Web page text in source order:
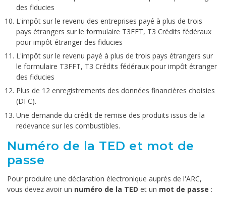
des fiducies
L'impôt sur le revenu des entreprises payé à plus de trois
pays étrangers sur le formulaire T3FFT, T3 Crédits fédéraux
pour impôt étranger des fiducies
L'impôt sur le revenu payé à plus de trois pays étrangers sur
le formulaire T3FFT, T3 Crédits fédéraux pour impôt étranger
des fiducies
Plus de 12 enregistrements des données financières choisies
(DFC).
Une demande du crédit de remise des produits issus de la
redevance sur les combustibles.
Numéro de la TED et mot de
passe
Pour produire une déclaration électronique auprès de l'ARC,
vous devez avoir un numéro de la TED et un mot de passe :